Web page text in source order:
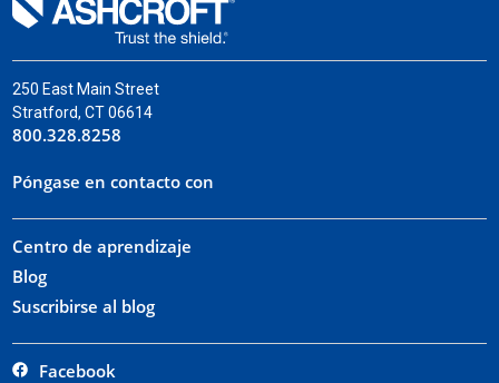
250 East Main Street
Stratford, CT 06614
800.328.8258
Póngase en contacto con
Centro de aprendizaje
Blog
Suscribirse al blog
Facebook